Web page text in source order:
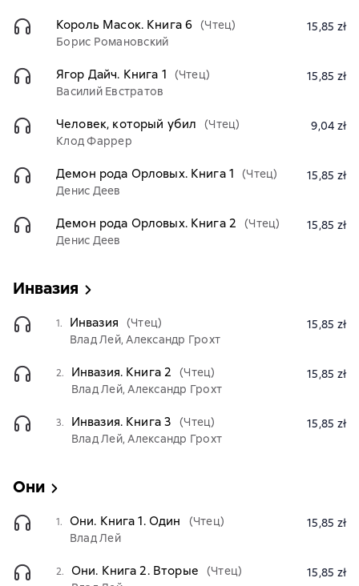
Король Масок. Книга 6 (Чтец)
Борис Романовский
15,85 zł
Ягор Дайч. Книга 1
(Чтец)
Василий Евстратов
15,85 zł
Человек, который убил
(Чтец)
Клод Фаррер
9,04 zł
Демон рода Орловых. Книга 1
(Чтец)
Денис Деев
15,85 zł
Демон рода Орловых. Книга 2
(Чтец)
Денис Деев
15,85 zł
Инвазия
1. Инвазия
(Чтец)
Влад Лей, Александр Грохт
15,85 zł
2. Инвазия. Книга 2
(Чтец)
Влад Лей, Александр Грохт
15,85 zł
3. Инвазия. Книга 3
(Чтец)
Влад Лей, Александр Грохт
15,85 zł
Они
1. Они. Книга 1. Один
(Чтец)
Влад Лей
15,85 zł
2. Они. Книга 2. Вторые
(Чтец)
15,85 zł